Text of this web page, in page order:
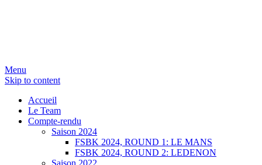
Volkanik-Endurance
SERGIO NANGERONI #16
Menu
Skip to content
Accueil
Le Team
Compte-rendu
Saison 2024
FSBK 2024, ROUND 1: LE MANS
FSBK 2024, ROUND 2: LEDENON
Saison 2022